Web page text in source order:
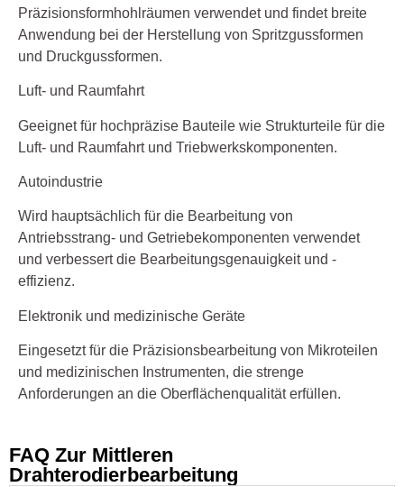
Präzisionsformhohlräumen verwendet und findet breite
Anwendung bei der Herstellung von Spritzgussformen
und Druckgussformen.
Luft- und Raumfahrt
Geeignet für hochpräzise Bauteile wie Strukturteile für die
Luft- und Raumfahrt und Triebwerkskomponenten.
Autoindustrie
Wird hauptsächlich für die Bearbeitung von
Antriebsstrang- und Getriebekomponenten verwendet
und verbessert die Bearbeitungsgenauigkeit und -
effizienz.
Elektronik und medizinische Geräte
Eingesetzt für die Präzisionsbearbeitung von Mikroteilen
und medizinischen Instrumenten, die strenge
Anforderungen an die Oberflächenqualität erfüllen.
FAQ Zur Mittleren
Drahterodierbearbeitung